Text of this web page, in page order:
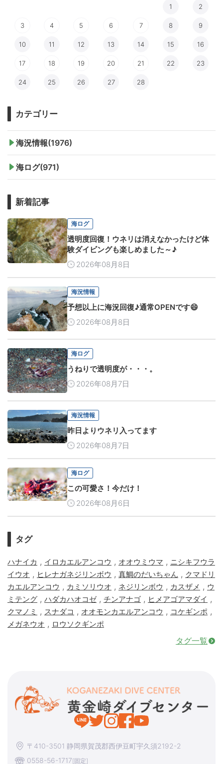
1 2
3 4 5 6 7 8 9
10 11 12 13 14 15 16
17 18 19 20 21 22 23
24 25 26 27 28
カテゴリー
海況情報(1976)
海ログ(971)
新着記事
海ログ
透明度回復！ウネリは消えなかったけど体
験ダイビングも楽しめました～♪
2026年08月8日
海況情報
予想以上に海況回復♪通常OPENです😄
2026年08月8日
海ログ
うねりで透明度が・・・。
2026年08月7日
海況情報
昨日よりウネリ入ってます
2026年08月7日
海ログ
この可愛さ！今だけ！
2026年08月6日
タグ
ハナイカ , イロカエルアンコウ , オオウミウマ , ニシキフウラ
イウオ , ヒレナガネジリンボウ , 真鯛のだいちゃん , クマドリ
カエルアンコウ , カミソリウオ , ネジリンボウ , カスザメ , ウ
ミテング , ハダカハオコゼ, チンアナゴ , ヒメアゴアマダイ ,
クマノミ , スナダコ , オオモンカエルアンコウ , コケギンポ ,
メガネウオ , ロウソクギンポ
タグ一覧
〒410-3501 静岡県賀茂郡西伊豆町宇久須2192-2
0558-56-1717[固定]